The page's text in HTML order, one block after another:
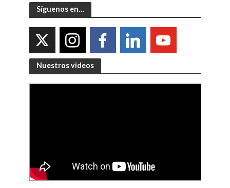
Síguenos en…
Nuestros videos